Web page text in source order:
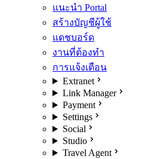
แนะนำ Portal
สร้างบัญชีผู้ใช้
แดชบอร์ด
งานที่ต้องทำ
การแจ้งเตือน
Extranet
Link Manager
Payment
Settings
Social
Studio
Travel Agent